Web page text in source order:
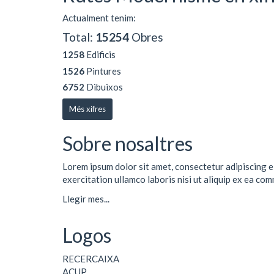
Actualment tenim:
Total: 15254 Obres
1258 Edificis
1526 Pintures
6752 Dibuixos
Més xifres
Sobre nosaltres
Lorem ipsum dolor sit amet, consectetur adipiscing
exercitation ullamco laboris nisi ut aliquip ex ea
Llegir mes...
Logos
RECERCAIXA
ACUP